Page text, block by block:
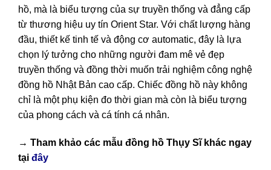
hồ, mà là biểu tượng của sự truyền thống và đẳng cấp
từ thương hiệu uy tín Orient Star. Với chất lượng hàng
đầu, thiết kế tinh tế và động cơ automatic, đây là lựa
chọn lý tưởng cho những người đam mê vẻ đẹp
truyền thống và đồng thời muốn trải nghiệm công nghệ
đồng hồ Nhật Bản cao cấp. Chiếc đồng hồ này không
chỉ là một phụ kiện đo thời gian mà còn là biểu tượng
của phong cách và cá tính cá nhân.
→ Tham khảo các mẫu đồng hồ Thụy Sĩkhác ngay
tại đây